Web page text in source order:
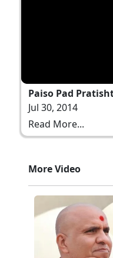
Paiso Pad
Jul 30, 2014
Read More...
More Video